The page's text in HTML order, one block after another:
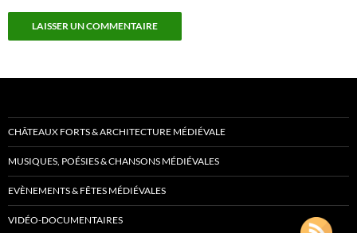
CHÂTEAUX FORTS & ARCHITECTURE MÉDIÉVALE
MUSIQUES, POÉSIES & CHANSONS MÉDIÉVALES
EVÈNEMENTS & FÊTES MÉDIÉVALES
VIDÉO-DOCUMENTAIRES